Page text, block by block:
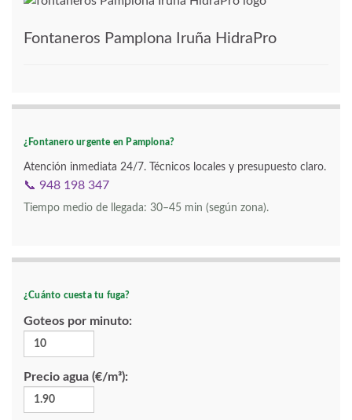
Fontaneros Pamplona Iruña HidraPro
¿Fontanero urgente en Pamplona?
Atención inmediata 24/7. Técnicos locales y presupuesto claro.
📞 948 198 347
Tiempo medio de llegada: 30–45 min (según zona).
¿Cuánto cuesta tu fuga?
Goteos por minuto:
Precio agua (€/m³):